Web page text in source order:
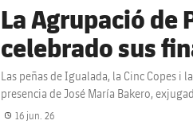
La Agrupació de
celebrado sus
Las peñas de Igualada, la Cinc Copes i
presencia de José María Bakero,
label.share.clock
16 jun. 26